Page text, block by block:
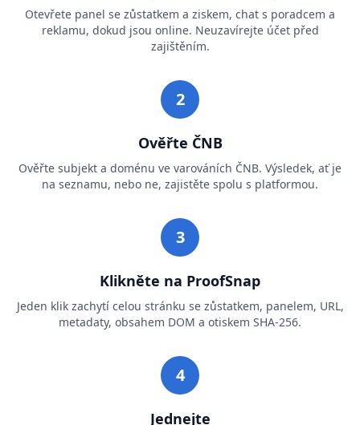
Otevřete panel se zůstatkem a ziskem, chat s poradcem a
reklamu, dokud jsou online. Neuzavírejte účet před
zajištěním.
2
Ověřte ČNB
Ověřte subjekt a doménu ve varováních ČNB. Výsledek, ať je
na seznamu, nebo ne, zajistěte spolu s platformou.
3
Klikněte na ProofSnap
Jeden klik zachytí celou stránku se zůstatkem, panelem, URL,
metadaty, obsahem DOM a otiskem SHA-256.
4
Jednejte